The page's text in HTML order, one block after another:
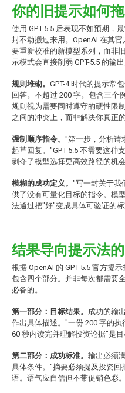
你的旧提示如何
使用 GPT-5.5 后表现不如预期，
封不动搬过来用。OpenAI 在其
要重新校准的新模型系列，而非
示模式会直接削弱 GPT-5.5 的输出
规则堆砌。 GPT-4 时代的提示常
回答。不超过 200 字。包含三个
规则视为需要同时遵守的硬性限
之间的冲突上，而非解决你真正的
强制顺序指令。 "第一步，分析请
起草回复。"GPT-5.5 不需要这种
剥夺了模型选择更高效路径的机会
模糊的成功定义。 "写一封关于我
供了没有可量化目标的指令。模
法通过把"好"变成具体可验证的标
结果导向提示法
根据 OpenAI 的 GPT-5.5 官方提
包含四个部分。并非每次都需要
必备的。
第一部分：目标结果。 成功的输
作出具体描述。"一份 200 字的
60 秒内读完并理解投资论据"是
第二部分：成功标准。 输出必须
具体条件。"摘要必须提及投资
语。语气应自信但不带促销色彩